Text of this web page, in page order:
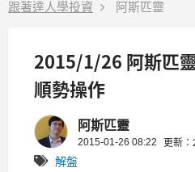
跟著達人學投資 阿斯匹靈
2015/1/26 阿斯匹
順勢操作
阿斯匹靈
2015-01-26 08:22 更新
解盤